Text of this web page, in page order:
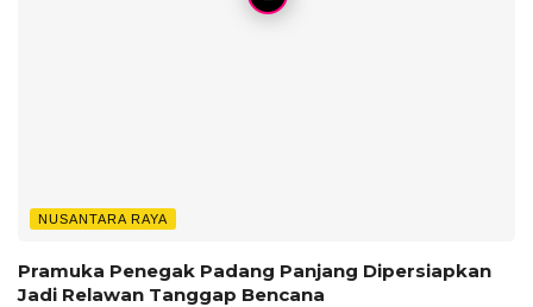
NUSANTARA RAYA
Pramuka Penegak Padang Panjang Dipersiapkan
Jadi Relawan Tanggap Bencana